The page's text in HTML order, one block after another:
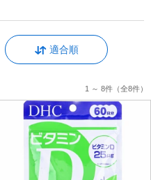
適合順
1 ～ 8件（全8件）